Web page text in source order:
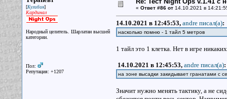
[Кулибин]
Кардинал
Народный целитель. Шарлатан высшей
категории.
Пол:
Репутация: +1207
« Ответ #86 от14.10.2021 в
14.10.2021 в 12:45:53, andre писал(a):
насколько помню - 1 тайл 5 метров
1 тайл это 1 клетка. Нет в игре
14.10.2021 в 12:45:53, andre писал(a):
на зоне высадки закидывает гранатами с
Значит нужно менять тактику, а не